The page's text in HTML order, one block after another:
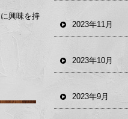
興味を持
2023年11月
2023年10月
2023年9月